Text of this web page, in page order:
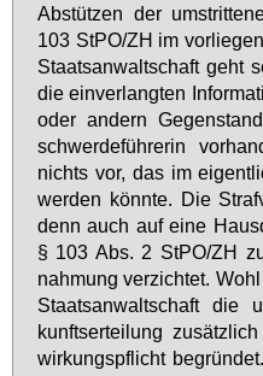
Ab­stüt­zen der
103 StPO/ZH im
Staats­an­walt­schaft geht
die ein­ver­lang­ten
oder an­dern
schwer­de­füh­re­rin
nichts vor, das im
wer­den könn­te. Die
denn auch auf ei­ne
§ 103 Abs. 2 StPO/ZH
nah­mung ver­zich­tet.
Staats­an­walt­schaft die
kunfts­er­tei­lung
wir­kungs­pflicht